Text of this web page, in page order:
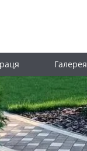
Галерея